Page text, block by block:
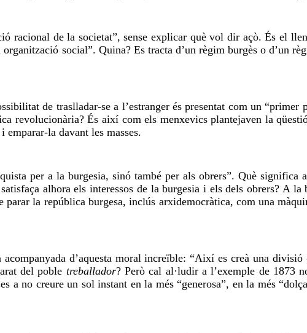
racional de la societat”, sense explicar què vol dir açò. És el
social”. Quina? Es tracta d’un règim burgès o d’un
de traslladar-se a l’estranger és presentat com un
revolucionària? És així com els menxevics plantejaven la
la davant les masses.
per a la burgesia, sinó també per als obrers”. Què significa
alhora els interessos de la burgesia i els dels obrers? A
parar la república burgesa, inclús arxidemocràtica, com una
d’aquesta moral increïble: “Així es creà una
del poble treballador? Però cal al·ludir a l’exemple de 1873
a no creure un sol instant en la més “generosa”, en la més